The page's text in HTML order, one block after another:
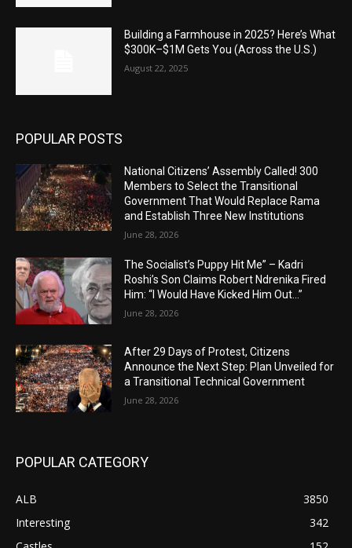
Building a Farmhouse in 2025? Here’s What
$300K–$1M Gets You (Across the U.S.)
August 22, 2025
POPULAR POSTS
National Citizens’ Assembly Called! 300
Members to Select the Transitional
Government That Would Replace Rama
and Establish Three New Institutions
June 28, 2026
The Socialist’s Puppy Hit Me” – Kadri
Roshi’s Son Claims Robert Ndrenika Fired
Him: “I Would Have Kicked Him Out…”
June 28, 2026
After 29 Days of Protest, Citizens
Announce the Next Step: Plan Unveiled for
a Transitional Technical Government
June 28, 2026
POPULAR CATEGORY
ALB
3850
Interesting
342